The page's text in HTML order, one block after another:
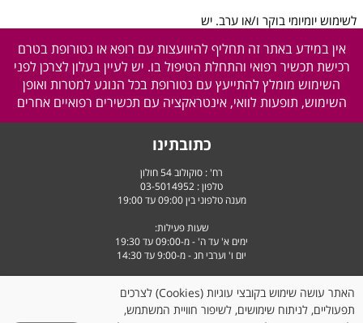
לשימוש יומיומי בוקר ו/או ערב. יש
לספיגה מלאה.
אין במידע באתר זה תחליף להיוועצות עם רופא או נטורופת בטרם
רכישת תכשיר רפואי והתחלת הטיפול בו. יש לעיין בעלון לצרכן לפני
השימוש מומלץ להתייעץ עם נטורופת בכל הנוגע למטרות ואופן
השימוש, תופעות לוואי, אינטראקציה עם תכשירים רפואיים אחרים
כתובתינו
רח' : סוקולוב 54 חולון
טלפון : 03-5014952
מענה טלפוני בין 09:00 עד 19:00
שעות פעילות:
ימים א' עד ה' - מ-09:00 עד 19:30
יום ו' וערבי חג - מ-9:00 עד 14:30
האתר עושה שימוש בקובצי עוגיות (Cookies) לצרכים
תפעוליים, לניתוח שימושים, לשיפור חוויית המשתמש,